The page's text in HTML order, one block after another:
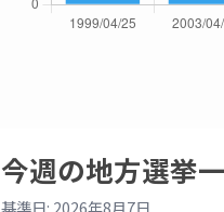
今週の地方選挙
基準日: 2026年8月7日